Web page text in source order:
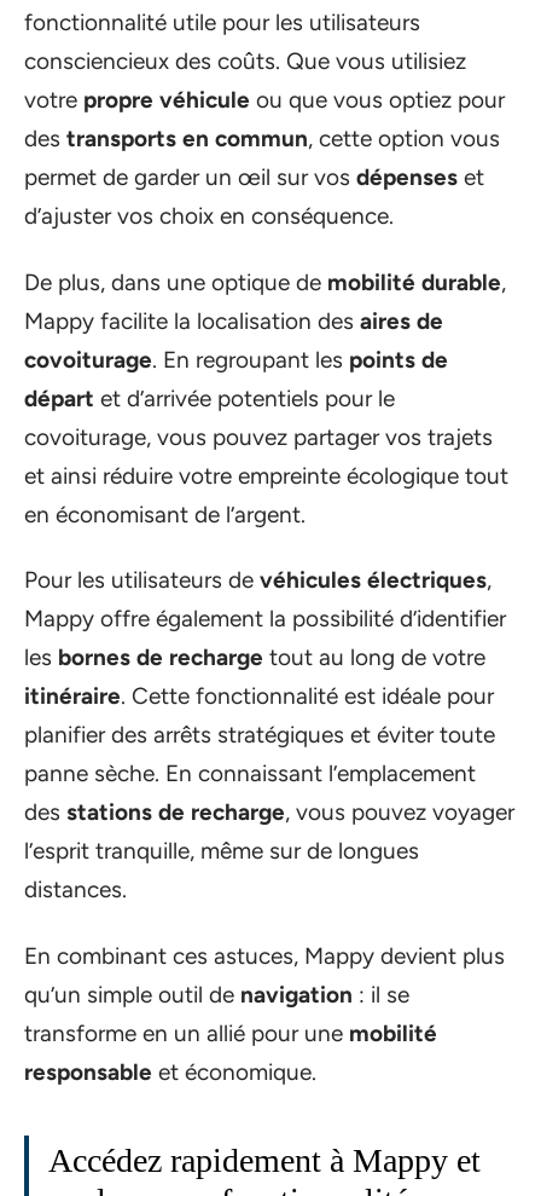
fonctionnalité utile pour les utilisateurs
consciencieux des coûts. Que vous utilisiez
votre propre véhicule ou que vous optiez pour
des transports en commun, cette option vous
permet de garder un œil sur vos dépenses et
d’ajuster vos choix en conséquence.
De plus, dans une optique de mobilité durable,
Mappy facilite la localisation des aires de
covoiturage. En regroupant les points de
départ et d’arrivée potentiels pour le
covoiturage, vous pouvez partager vos trajets
et ainsi réduire votre empreinte écologique tout
en économisant de l’argent.
Pour les utilisateurs de véhicules électriques,
Mappy offre également la possibilité d’identifier
les bornes de recharge tout au long de votre
itinéraire. Cette fonctionnalité est idéale pour
planifier des arrêts stratégiques et éviter toute
panne sèche. En connaissant l’emplacement
des stations de recharge, vous pouvez voyager
l’esprit tranquille, même sur de longues
distances.
En combinant ces astuces, Mappy devient plus
qu’un simple outil de navigation : il se
transforme en un allié pour une mobilité
responsable et économique.
Accédez rapidement à Mappy et